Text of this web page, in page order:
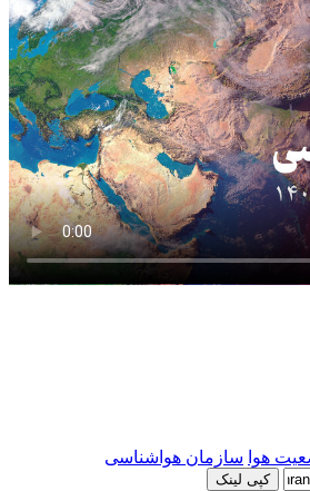
هوا سازمان هواشناسی
کپی لینک